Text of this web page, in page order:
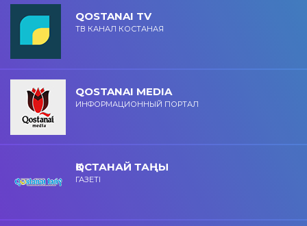
QOSTANAI TV
ТВ КАНАЛ КОСТАНАЯ
QOSTANAI MEDIA
ИНФОРМАЦИОННЫЙ ПОРТАЛ
ҚОСТАНАЙ ТАҢЫ
ГАЗЕТІ